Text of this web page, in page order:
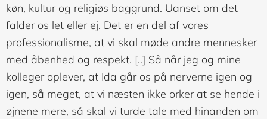
køn, kultur og religiøs baggrund. Uanset om det
falder os let eller ej. Det er en del af vores
professionalisme, at vi skal møde andre mennesker
med åbenhed og respekt. [..] Så når jeg og mine
kolleger oplever, at Ida går os på nerverne igen og
igen, så meget, at vi næsten ikke orker at se hende i
øjnene mere, så skal vi turde tale med hinanden om